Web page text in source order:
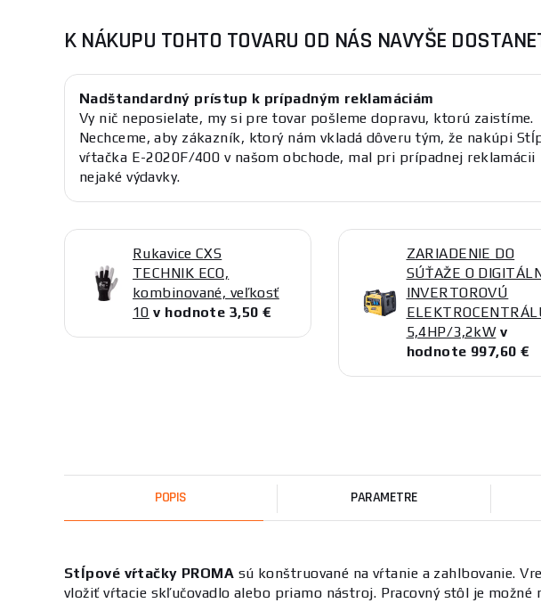
K NÁKUPU TOHTO TOVARU OD NÁS NAVYŠE
Nadštandardný prístup k prípadným reklamáciám
Vy nič neposielate, my si pre tovar pošleme dopravu, ktorú zaistíme.
Nechceme, aby zákazník, ktorý nám vkladá dôveru tým, že nakúpi
vŕtačka E-2020F/400 v našom obchode, mal pri prípadnej reklamácii
nejaké výdavky.
Rukavice CXS
TECHNIK ECO,
kombinované, veľkosť
10 v hodnote 3,50 €
ZARIADENIE DO
SÚŤAŽE O
INVERTOROVÚ
5,4HP/3,2kW v
hodnote 997,60 €
POPIS PARAMETRE
Stĺpové vŕtačky PROMA sú konštruované na vŕtanie a zahlbovanie.
vložiť vŕtacie skľučovadlo alebo priamo nástroj. Pracovný stôl je